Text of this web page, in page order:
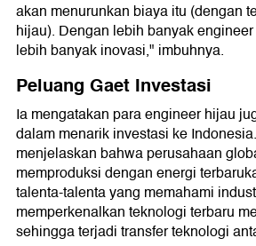
akan menurunkan biaya itu (dengan
hijau). Dengan lebih banyak
lebih banyak inovasi," imbuhnya.
Peluang Gaet Investasi
Ia mengatakan para engineer hijau
dalam menarik investasi ke
menjelaskan bahwa perusahaan
memproduksi dengan energi
talenta-talenta yang memahami
memperkenalkan teknologi terbaru
sehingga terjadi transfer teknologi